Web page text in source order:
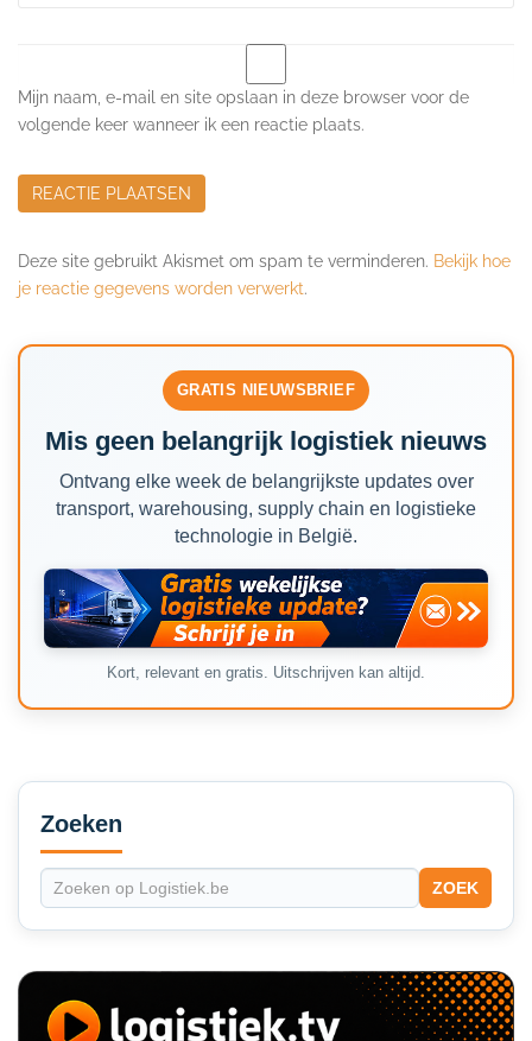
Mijn naam, e-mail en site opslaan in deze browser voor de
volgende keer wanneer ik een reactie plaats.
Deze site gebruikt Akismet om spam te verminderen. Bekijk hoe
je reactie gegevens worden verwerkt.
GRATIS NIEUWSBRIEF
Mis geen belangrijk logistiek nieuws
Ontvang elke week de belangrijkste updates over
transport, warehousing, supply chain en logistieke
technologie in België.
Kort, relevant en gratis. Uitschrijven kan altijd.
Secondary
Sidebar
Zoeken
ZOEK